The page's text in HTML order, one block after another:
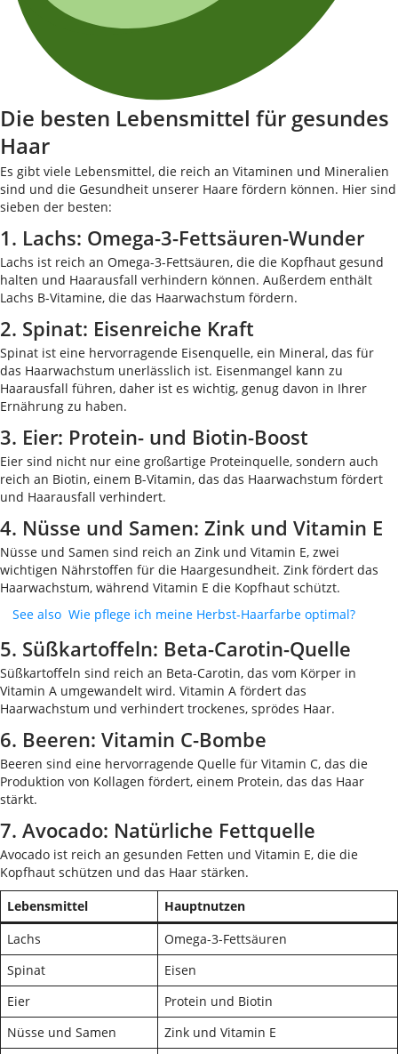
Die besten Lebensmittel für gesundes
Haar
Es gibt viele Lebensmittel, die reich an Vitaminen und Mineralien
sind und die Gesundheit unserer Haare fördern können. Hier sind
sieben der besten:
1. Lachs: Omega-3-Fettsäuren-Wunder
Lachs ist reich an Omega-3-Fettsäuren, die die Kopfhaut gesund
halten und Haarausfall verhindern können. Außerdem enthält
Lachs B-Vitamine, die das Haarwachstum fördern.
2. Spinat: Eisenreiche Kraft
Spinat ist eine hervorragende Eisenquelle, ein Mineral, das für
das Haarwachstum unerlässlich ist. Eisenmangel kann zu
Haarausfall führen, daher ist es wichtig, genug davon in Ihrer
Ernährung zu haben.
3. Eier: Protein- und Biotin-Boost
Eier sind nicht nur eine großartige Proteinquelle, sondern auch
reich an Biotin, einem B-Vitamin, das das Haarwachstum fördert
und Haarausfall verhindert.
4. Nüsse und Samen: Zink und Vitamin E
Nüsse und Samen sind reich an Zink und Vitamin E, zwei
wichtigen Nährstoffen für die Haargesundheit. Zink fördert das
Haarwachstum, während Vitamin E die Kopfhaut schützt.
See also Wie pflege ich meine Herbst-Haarfarbe optimal?
5. Süßkartoffeln: Beta-Carotin-Quelle
Süßkartoffeln sind reich an Beta-Carotin, das vom Körper in
Vitamin A umgewandelt wird. Vitamin A fördert das
Haarwachstum und verhindert trockenes, sprödes Haar.
6. Beeren: Vitamin C-Bombe
Beeren sind eine hervorragende Quelle für Vitamin C, das die
Produktion von Kollagen fördert, einem Protein, das das Haar
stärkt.
7. Avocado: Natürliche Fettquelle
Avocado ist reich an gesunden Fetten und Vitamin E, die die
Kopfhaut schützen und das Haar stärken.
Lebensmittel
Hauptnutzen
Lachs
Omega-3-Fettsäuren
Spinat
Eisen
Eier
Protein und Biotin
Nüsse und Samen
Zink und Vitamin E